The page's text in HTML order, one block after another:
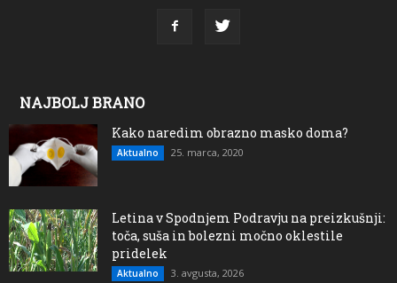
NAJBOLJ BRANO
Kako naredim obrazno masko doma?
Aktualno 25. marca, 2020
Letina v Spodnjem Podravju na preizkušnji:
toča, suša in bolezni močno oklestile
pridelek
Aktualno 3. avgusta, 2026